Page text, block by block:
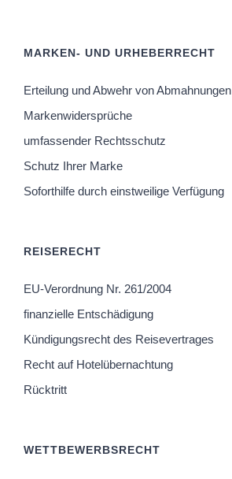
MARKEN- UND URHEBERRECHT
Erteilung und Abwehr von Abmahnungen
Markenwidersprüche
umfassender Rechtsschutz
Schutz Ihrer Marke
Soforthilfe durch einstweilige Verfügung
REISERECHT
EU-Verordnung Nr. 261/2004
finanzielle Entschädigung
Kündigungsrecht des Reisevertrages
Recht auf Hotelübernachtung
Rücktritt
WETTBEWERBSRECHT